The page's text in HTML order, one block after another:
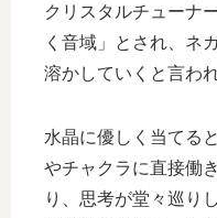
クリスタルチューナ
く音域」とされ、ネ
溶かしていくと言わ
水晶に優しく当てる
やチャクラに直接働
り、思考が堂々巡り